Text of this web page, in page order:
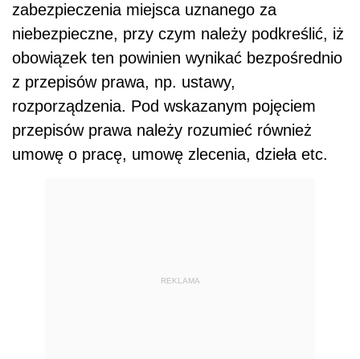
zabezpieczenia miejsca uznanego za
niebezpieczne, przy czym należy podkreślić, iż
obowiązek ten powinien wynikać bezpośrednio
z przepisów prawa, np. ustawy,
rozporządzenia. Pod wskazanym pojęciem
przepisów prawa należy rozumieć również
umowę o pracę, umowę zlecenia, dzieła etc.
REKLAMA